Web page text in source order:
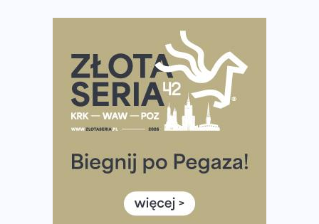
Największy Bieg Powstania Warszawskiego w historii.
Ponad 12 tysięcy uczestników pobiegło dla Bohaterów!
Tętno vs tempo – czym kierować się w bieganiu?
Co ma dużo białka? Produkty, które warto włączyć do
Rozbiegany Olsztyn szykuje się na weekend z
Już w tę sobotę 35. Bieg Powstania Warszawskiego.
Wystartuje rekordowa liczba uczestników
35. Bieg Powstania Warszawskiego – praktyczny